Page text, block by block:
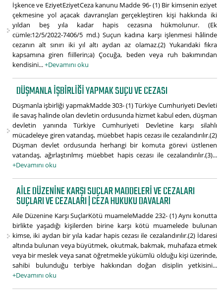
İşkence ve EziyetEziyetCeza kanunu Madde 96- (1) Bir kimsenin eziyet
çekmesine yol açacak davranışları gerçekleştiren kişi hakkında iki
yıldan beş yıla kadar hapis cezasına hükmolunur. (Ek
cümle:12/5/2022-7406/5 md.) Suçun kadına karşı işlenmesi hâlinde
cezanın alt sınırı iki yıl altı aydan az olamaz.(2) Yukarıdaki fıkra
kapsamına giren fiillerin;a) Çocuğa, beden veya ruh bakımından
kendisini...+Devamını oku
DÜŞMANLA IŞBIRLIĞI YAPMAK SUÇU VE CEZASI
Düşmanla işbirliği yapmakMadde 303- (1) Türkiye Cumhuriyeti Devleti
ile savaş halinde olan devletin ordusunda hizmet kabul eden, düşman
devletin yanında Türkiye Cumhuriyeti Devletine karşı silahlı
mücadeleye giren vatandaş, müebbet hapis cezası ile cezalandırılır.(2)
Düşman devlet ordusunda herhangi bir komuta görevi üstlenen
vatandaş, ağırlaştırılmış müebbet hapis cezası ile cezalandırılır.(3)...
+Devamını oku
AILE DÜZENINE KARŞI SUÇLAR MADDELERI VE CEZALARI
SUÇLARI VE CEZALARI | CEZA HUKUKU DAVALARI
Aile Düzenine Karşı SuçlarKötü muameleMadde 232- (1) Aynı konutta
birlikte yaşadığı kişilerden birine karşı kötü muamelede bulunan
kimse, iki aydan bir yıla kadar hapis cezası ile cezalandırılır.(2) İdaresi
altında bulunan veya büyütmek, okutmak, bakmak, muhafaza etmek
veya bir meslek veya sanat öğretmekle yükümlü olduğu kişi üzerinde,
sahibi bulunduğu terbiye hakkından doğan disiplin yetkisini...
+Devamını oku